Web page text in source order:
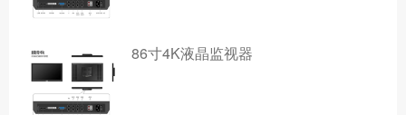
86寸4K液晶监视器